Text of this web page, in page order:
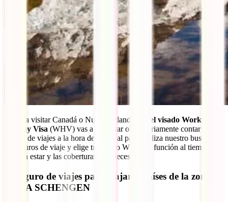
Si vas a visitar Canadá o Nueva Zelanda con
el visado Working
Holiday Visa (WHV) vas a necesitar obligatoriamente contar un
seguro de viajes a la hora de entrar al país. Utiliza nuestro buscador
de seguros de viaje y elige tu seguro WHV en función al tiempo que
vayas a estar y las coberturas que necesites.
5. Seguro de viajes para viajar a países de la zona
ZONA SCHENGEN